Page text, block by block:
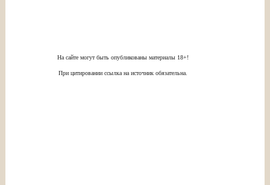
На сайте могут быть опубликованы материалы 18+!
При цитировании ссылка на источник обязательна.